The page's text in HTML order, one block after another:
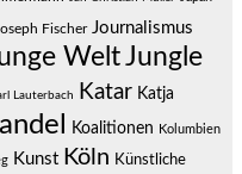
Fischer Journalismus
WeltJungle
Lauterbach Katar Katja
Koalitionen Kolumbien
Kunst Köln Künstliche